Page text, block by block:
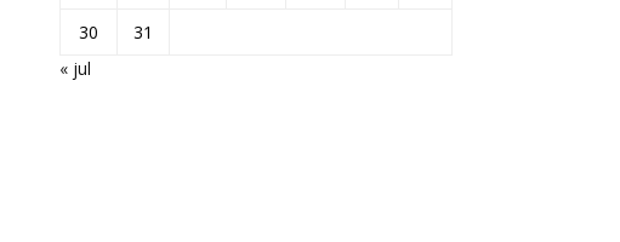
30
31
« jul